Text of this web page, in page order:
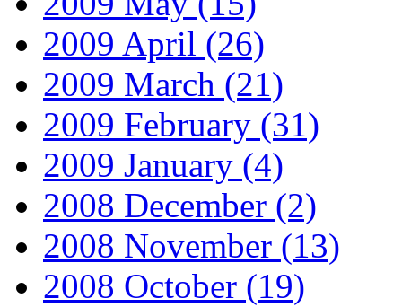
2009 April (26)
2009 March (21)
2009 February (31)
2009 January (4)
2008 December (2)
2008 November (13)
2008 October (19)